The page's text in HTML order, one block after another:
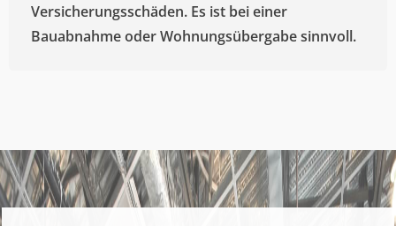
Versicherungsschäden. Es ist bei einer
Bauabnahme oder Wohnungsübergabe sinnvoll.